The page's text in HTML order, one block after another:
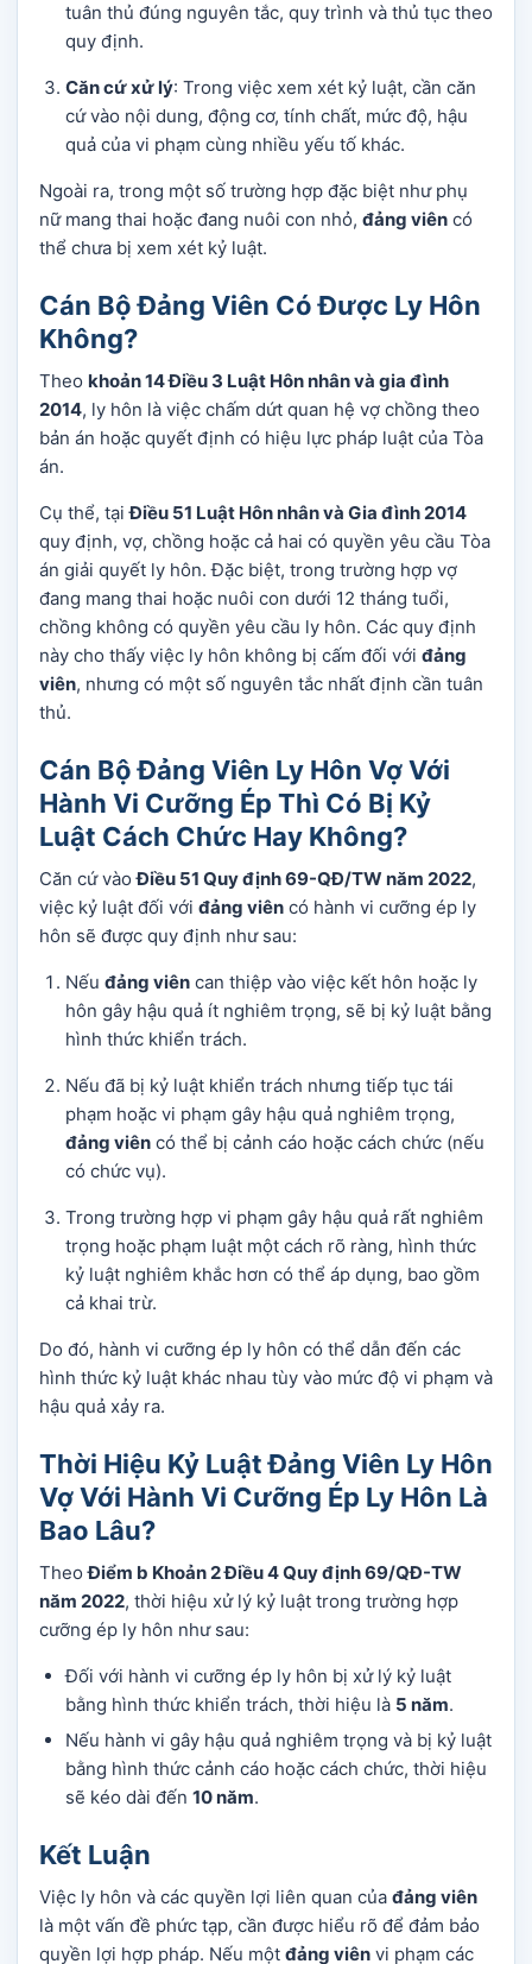
tuân thủ đúng nguyên tắc, quy trình và thủ tục theo
quy định.
Căn cứ xử lý: Trong việc xem xét kỷ luật, cần căn
cứ vào nội dung, động cơ, tính chất, mức độ, hậu
quả của vi phạm cùng nhiều yếu tố khác.
Ngoài ra, trong một số trường hợp đặc biệt như phụ
nữ mang thai hoặc đang nuôi con nhỏ, đảng viên có
thể chưa bị xem xét kỷ luật.
Cán Bộ Đảng Viên Có Được Ly Hôn
Không?
Theo khoản 14 Điều 3 Luật Hôn nhân và gia đình
2014, ly hôn là việc chấm dứt quan hệ vợ chồng theo
bản án hoặc quyết định có hiệu lực pháp luật của Tòa
án.
Cụ thể, tạiĐiều 51 Luật Hôn nhân và Gia đình 2014
quy định, vợ, chồng hoặc cả hai có quyền yêu cầu Tòa
án giải quyết ly hôn. Đặc biệt, trong trường hợp vợ
đang mang thai hoặc nuôi con dưới 12 tháng tuổi,
chồng không có quyền yêu cầu ly hôn. Các quy định
này cho thấy việc ly hôn không bị cấm đối với đảng
viên, nhưng có một số nguyên tắc nhất định cần tuân
thủ.
Cán Bộ Đảng Viên Ly Hôn Vợ Với
Hành Vi Cưỡng Ép Thì Có Bị Kỷ
Luật Cách Chức Hay Không?
Căn cứ vàoĐiều 51 Quy định 69-QĐ/TW năm 2022,
việc kỷ luật đối với đảng viên có hành vi cưỡng ép ly
hôn sẽ được quy định như sau:
Nếu đảng viên can thiệp vào việc kết hôn hoặc ly
hôn gây hậu quả ít nghiêm trọng, sẽ bị kỷ luật bằng
hình thức khiển trách.
Nếu đã bị kỷ luật khiển trách nhưng tiếp tục tái
phạm hoặc vi phạm gây hậu quả nghiêm trọng,
đảng viên có thể bị cảnh cáo hoặc cách chức (nếu
có chức vụ).
Trong trường hợp vi phạm gây hậu quả rất nghiêm
trọng hoặc phạm luật một cách rõ ràng, hình thức
kỷ luật nghiêm khắc hơn có thể áp dụng, bao gồm
cả khai trừ.
Do đó, hành vi cưỡng ép ly hôn có thể dẫn đến các
hình thức kỷ luật khác nhau tùy vào mức độ vi phạm và
hậu quả xảy ra.
Thời Hiệu Kỷ Luật Đảng Viên Ly Hôn
Vợ Với Hành Vi Cưỡng Ép Ly Hôn Là
Bao Lâu?
TheoĐiểm b Khoản 2 Điều 4 Quy định 69/QĐ-TW
năm 2022, thời hiệu xử lý kỷ luật trong trường hợp
cưỡng ép ly hôn như sau:
Đối với hành vi cưỡng ép ly hôn bị xử lý kỷ luật
bằng hình thức khiển trách, thời hiệu là 5 năm.
Nếu hành vi gây hậu quả nghiêm trọng và bị kỷ luật
bằng hình thức cảnh cáo hoặc cách chức, thời hiệu
sẽ kéo dài đến 10 năm.
Kết Luận
Việc ly hôn và các quyền lợi liên quan của đảng viên
là một vấn đề phức tạp, cần được hiểu rõ để đảm bảo
quyền lợi hợp pháp. Nếu một đảng viên vi phạm các